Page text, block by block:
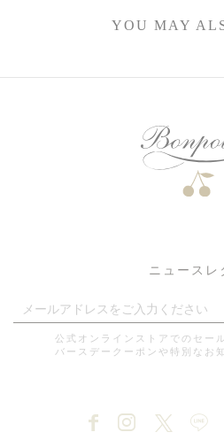
YOU MAY
ニュースレ
公式オンラインストアでのセー
バースデークーポンや特別なお